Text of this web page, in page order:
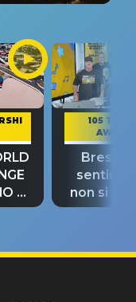
si
105 TAKE
AWAY
Bresh:
non si
fino alla